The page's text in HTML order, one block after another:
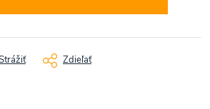
Zdieľať